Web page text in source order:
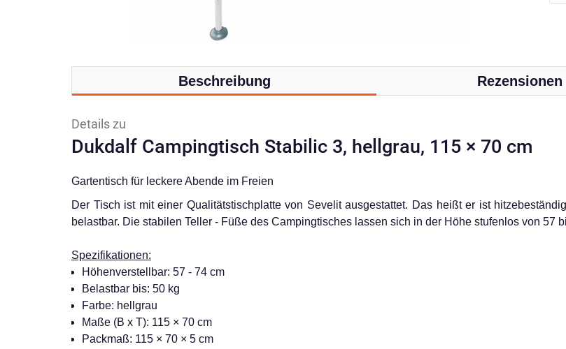
Beschreibung Rezensionen
Details zu
Dukdalf Campingtisch Stabilic 3, hellgrau, 115 × 70 cm
Gartentisch für leckere Abende im Freien
Der Tisch ist mit einer Qualitätstischplatte von Sevelit ausgestattet. Das heißt er ist
belastbar. Die stabilen Teller - Füße des Campingtisches lassen sich in der Höhe stufenlos von 57
Spezifikationen:
Höhenverstellbar: 57 - 74 cm
Belastbar bis: 50 kg
Farbe: hellgrau
Maße (B x T): 115 × 70 cm
Packmaß: 115 × 70 × 5 cm